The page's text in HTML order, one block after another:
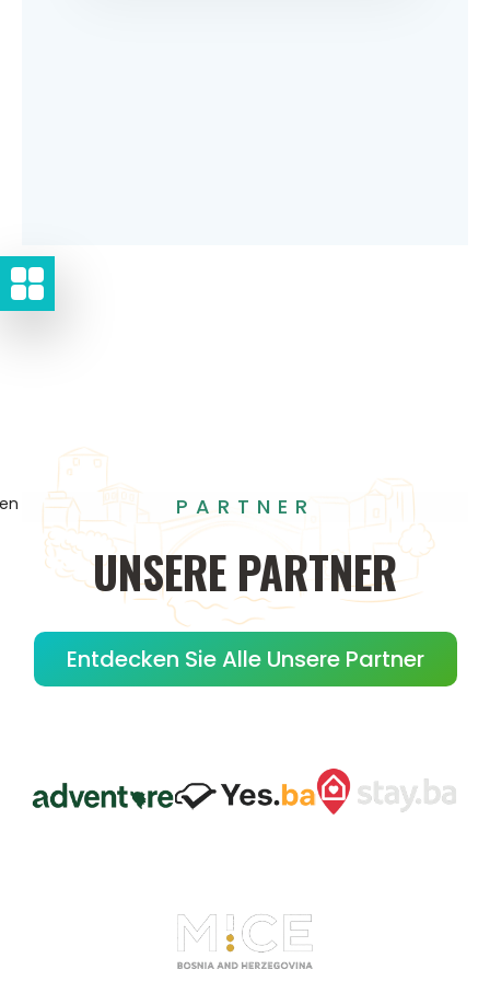
PARTNER
UNSERE PARTNER
Entdecken Sie Alle Unsere Partner